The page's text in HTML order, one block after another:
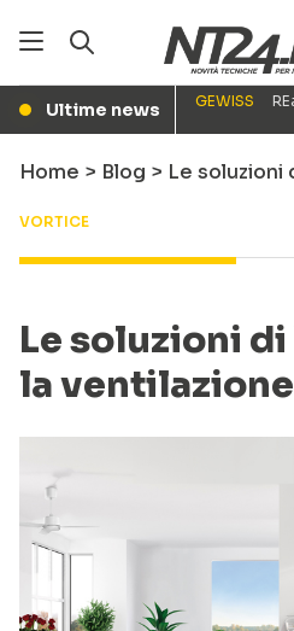
● Ultime news GEWISS
Home > Blog > Le
VORTICE
Le soluzioni
la